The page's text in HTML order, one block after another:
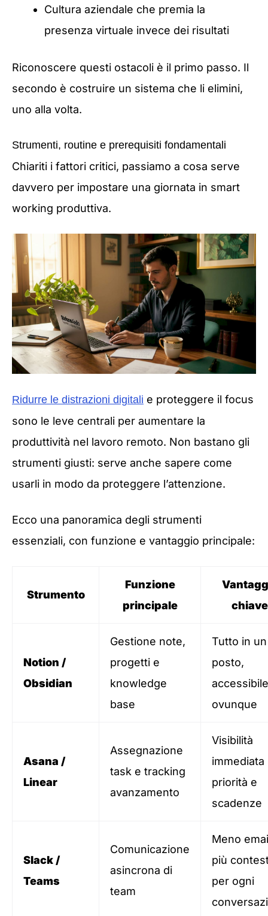
Cultura aziendale che premia la
presenza virtuale invece dei risultati
Riconoscere questi ostacoli è il primo passo. Il
secondo è costruire un sistema che li elimini,
uno alla volta.
Strumenti, routine e prerequisiti fondamentali
Chiariti i fattori critici, passiamo a cosa serve
davvero per impostare una giornata in smart
working produttiva.
Ridurre le distrazioni digitali e proteggere il focus
sono le leve centrali per aumentare la
produttività nel lavoro remoto. Non bastano gli
strumenti giusti: serve anche sapere come
usarli in modo da proteggere l’attenzione.
Ecco una panoramica degli strumenti
essenziali, con funzione e vantaggio principale:
Strumento
Funzione
principale
chiave
Notion /
Obsidian
Gestione note,
progetti e
knowledge
base
Tutto in un
posto,
accessibile
ovunque
Asana /
Linear
Assegnazione
task e tracking
avanzamento
Visibilità
immediata
priorità e
scadenze
Slack /
Teams
Comunicazione
asincrona di
team
Meno
più
per ogni